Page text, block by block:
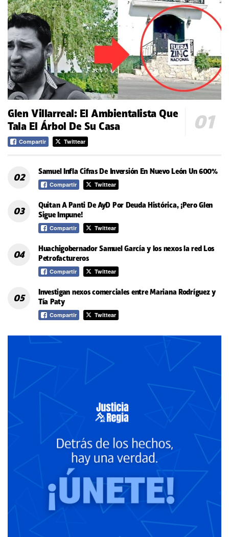
Glen Villarreal: El Ambientalista Que
Tala El Árbol De Su Casa
Compartir Twittear
Samuel Infla Cifras De Inversión En Nuevo León Un 600%
Compartir Twittear
Quitan A Panti De AyD Por Deuda Histórica, ¡Pero Glen
Sigue Impune!
Compartir Twittear
Huachigobernador Samuel García y los nexos la red Los
Petrofactureros
Compartir Twittear
Investigan nexos comerciales entre Mariana Rodríguez y
Tía Paty
Compartir Twittear